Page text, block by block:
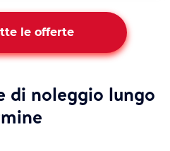
le offerte
di noleggio lungo